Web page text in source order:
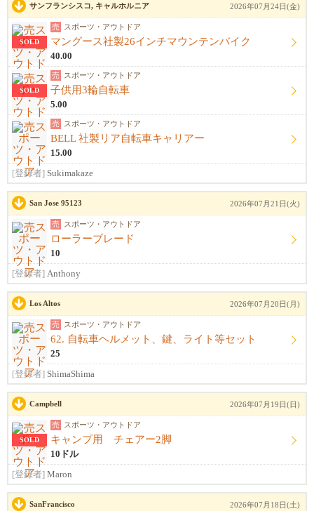
サンフランシスコ, キャルホルニア 2026年07月24日(金)
SOLD
売 スポーツ・アウトドア
マングース社製26インチマウンテンバイク
40.00
SOLD
売 スポーツ・アウトドア
子供用3輪自転車
5.00
売 スポーツ・アウトドア
BELL 社製リア自転車キャリアー
15.00
[登録者] Sukimakaze
San Jose 95123 2026年07月21日(火)
売 スポーツ・アウトドア
ローラーブレード
10
[登録者] Anthony
Los Altos 2026年07月20日(月)
売 スポーツ・アウトドア
62. 自転車ヘルメット、鍵、ライト等セット
25
[登録者] ShimaShima
Campbell 2026年07月19日(日)
SOLD
売 スポーツ・アウトドア
キャンプ用 チェアー2脚
10ドル
[登録者] Maron
SanFrancisco 2026年07月18日(土)